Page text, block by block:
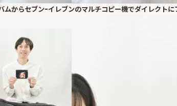
ムからセブンｰイレブンのマルチコピー機でダイレクト